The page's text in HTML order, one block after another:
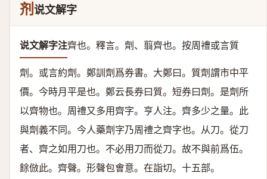
剂 说文解字
说文解字注齊也。 釋言。劑、翦齊也。按周禮或言質
劑。或言約劑。鄭訓劑爲券書。大鄭曰。質劑謂市中平
價。今時月平是也。鄭云長券曰質。短券曰劑。是劑所
以齊物也。周禮又多用齊字。亨人注。齊多少之量。此
與劑義不同。今人藥劑字乃周禮之齊字也。 从刀。 從刀
者、齊之如用刀也。不必用刀而從刀。故不與前爲伍。
餘倣此。 齊聲。 形聲包㑹意。在詣切。十五部。